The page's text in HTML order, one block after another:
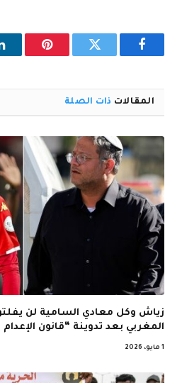
فيسبوك تويتر
المقالات ذات الصلة
زياش وكل معادي السامية لن
المغربي بعد تدوينة “قانون الإعدام
1 مايو، 2026